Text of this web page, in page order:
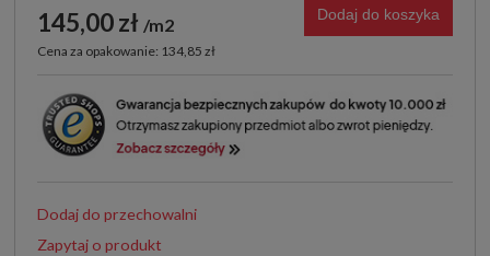
145,00 zł m2
Cena za opakowanie: 134,85 zł
Dodaj do koszyka
Dodaj do przechowalni
Zapytaj o produkt